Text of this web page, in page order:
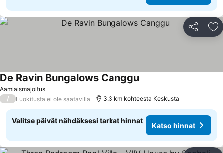
Jaa
Aamiaismajoitus
De Ravin Bungalows Canggu
/ Luokitusta ei ole saatavilla 3.3 km kohteesta Keskusta
Valitse päivät nähdäksesi tarkat hinnat
Katso hinnat